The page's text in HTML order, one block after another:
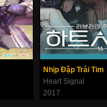
Nhịp Đập Trái Tim
Heart Signal
2017